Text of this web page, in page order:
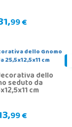
99 €
dello
seduto da
cm
99 €